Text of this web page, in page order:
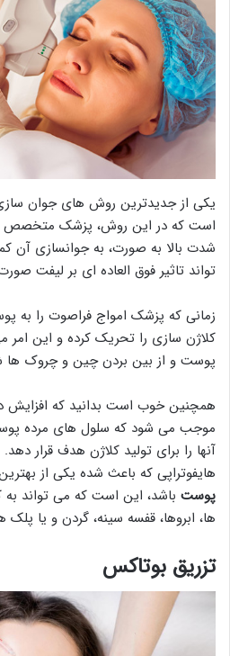
یکی از جدیدترین روش های جوان
است که در این روش، پزشک متخصص با
شدت بالا به صورت، به جوانسازی
تواند تاثیر فوق العاده ای بر لیفت
زمانی که پزشک امواج فراصوت را به
کلاژن سازی را تحریک کرده و این
پوست و از بین بردن چین و چروک ها
همچنین خوب است بدانید که افزایش
موجب می شود که سلول های مرده
آنها را برای تولید کلاژن هدف قرار
هایفوتراپی که باعث شده یکی از
پوست باشد، این است که می تواند
ها، ابروها، قفسه سینه، گردن و یا
تزریق بوتاکس